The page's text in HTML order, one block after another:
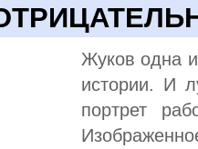
Жуков одна
истории. И
портрет